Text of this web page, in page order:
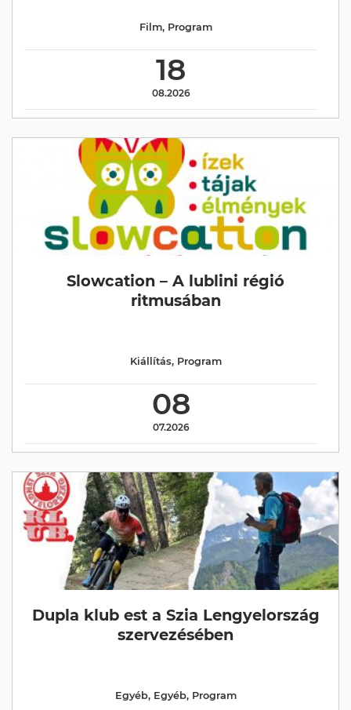
18
08.2026
Film, Program
Slowcation – A lublini régió
ritmusában
08
07.2026
Kiállítás, Program
Dupla klub est a Szia Lengyelország
szervezésében
Egyéb, Egyéb, Program